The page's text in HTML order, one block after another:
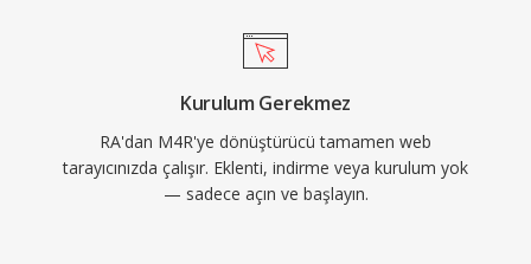
veya AirDrop aracılığıyla herhangi bir
dosya boyutlarında bile AAC kodekinden yüksek
kaliteli oynatma ve anında arayan kimliği için
belirli kişilere bireysel zil sesleri atama imkanı
Kurulum Gerekmez
RA'dan M4R'ye dönüştürücü tamamen web
tarayıcınızda çalışır. Eklenti, indirme veya kurulum yok
— sadece açın ve başlayın.